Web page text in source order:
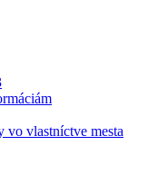
vo vlastníctve mesta